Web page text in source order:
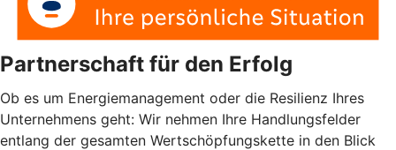
Partnerschaft für den Erfolg
Ob es um Energiemanagement oder die Resilienz Ihres
Unternehmens geht: Wir nehmen Ihre Handlungsfelder
entlang der gesamten Wertschöpfungskette in den Blick